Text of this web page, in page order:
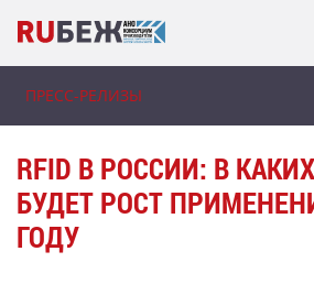
ПРЕСС-РЕЛИЗЫ
RFID В РОССИИ: В
БУДЕТ РОСТ
ГОДУ